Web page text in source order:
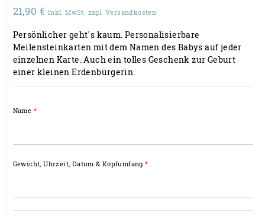
21,90 € inkl. MwSt. zzgl. Versandkosten
Persönlicher geht´s kaum. Personalisierbare
Meilensteinkarten mit dem Namen des Babys auf jeder
einzelnen Karte. Auch ein tolles Geschenk zur Geburt
einer kleinen Erdenbürgerin.
Name *
Gewicht, Uhrzeit, Datum & Kopfumfang *